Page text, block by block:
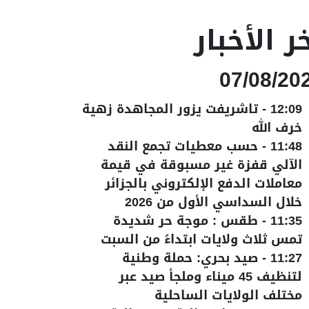
الأخبار
07/08/
12:09
-تاشريفت يزور المجاهدة زهية
خرف الله
11:48
- حسب معطيات تجمع النقد
الآلي قفزة غير مسبوقة في قيمة
معاملات الدفع الإلكتروني بالجزائر
خلال السداسي الأول من 2026
11:35
- طقس : موجة حر شديدة
تمس ثلاث ولايات ابتداءً من السبت
11:27
- صيد بحري: حملة وطنية
لتنظيف 45 ميناء وملجأ صيد عبر
مختلف الولايات الساحلية